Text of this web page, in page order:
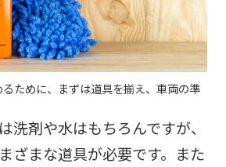
ために、まずは道具を揃え、車両の準
洗剤や水はもちろんですが、
ざまな道具が必要です。また